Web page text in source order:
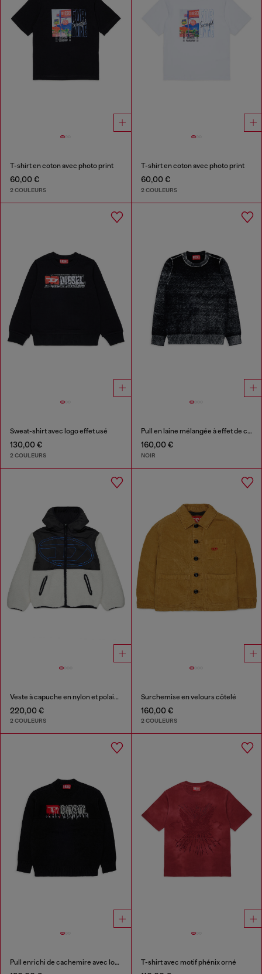
T-shirt en coton avec photo print
60,00 €
2 COULEURS
T-shirt en coton avec photo print
60,00 €
2 COULEURS
Sweat-shirt avec logo effet usé
130,00 €
2 COULEURS
Pull en laine mélangée à effet de couleur irrégulier
160,00 €
NOIR
Veste à capuche en nylon et polaire teddy
220,00 €
2 COULEURS
Surchemise en velours côtelé
160,00 €
2 COULEURS
Pull enrichi de cachemire avec logo destroyed T-shirt avec motif phénix orné